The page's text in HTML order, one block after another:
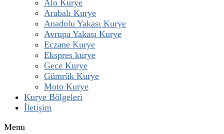
Alo Kurye
Arabalı Kurye
Anadolu Yakası Kurye
Avrupa Yakası Kurye
Eczane Kurye
Ekspres kurye
Gece Kurye
Gümrük Kurye
Moto Kurye
Kurye Bölgeleri
İletişim
Menu